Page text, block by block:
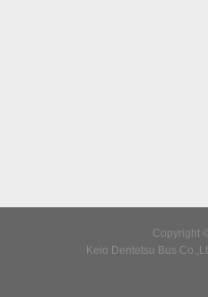
Copyright
Keio Dentetsu Bus